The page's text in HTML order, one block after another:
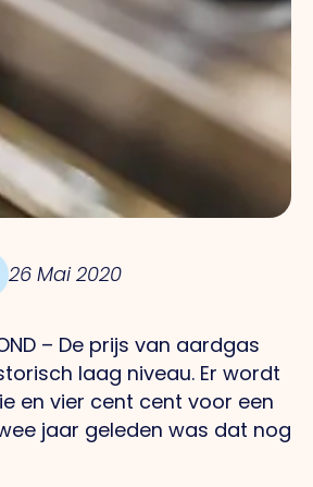
26 Mai 2020
– De prijs van aardgas
laag niveau. Er wordt
en vier cent cent voor een
jaar geleden was dat nog